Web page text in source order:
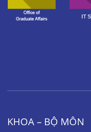
KHOA – BỘ MÔN